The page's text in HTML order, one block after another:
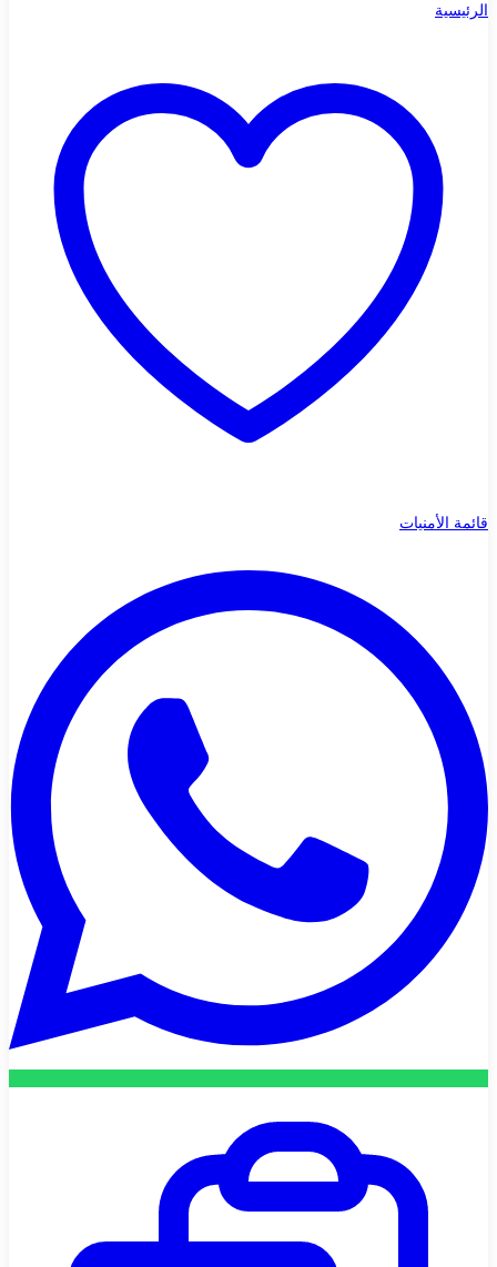
الرئيسية
قائمة الأمنيات